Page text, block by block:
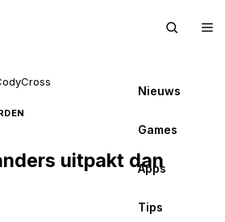
Nieuws
Games
Apps
Tips
uitpakt dan